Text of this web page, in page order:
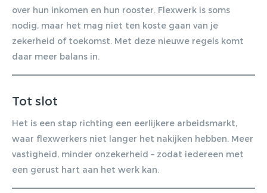
over hun inkomen en hun rooster. Flexwerk is soms
nodig, maar het mag niet ten koste gaan van je
zekerheid of toekomst. Met deze nieuwe regels komt
daar meer balans in.
Tot slot
Het is een stap richting een eerlijkere arbeidsmarkt,
waar flexwerkers niet langer het nakijken hebben. Meer
vastigheid, minder onzekerheid – zodat iedereen met
een gerust hart aan het werk kan.